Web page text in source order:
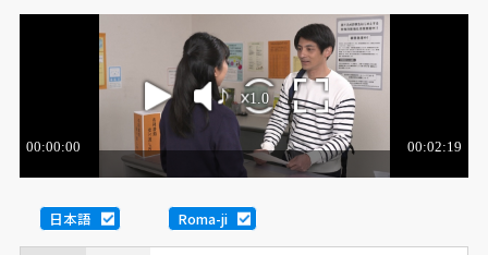
日本語 Roma-ji